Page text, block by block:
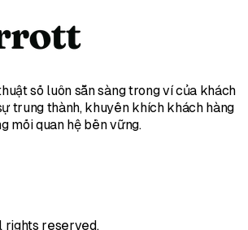
số luôn sẵn sàng trong ví của khách
trung thành, khuyến khích khách hàng
mối quan hệ bền vững.
reserved.